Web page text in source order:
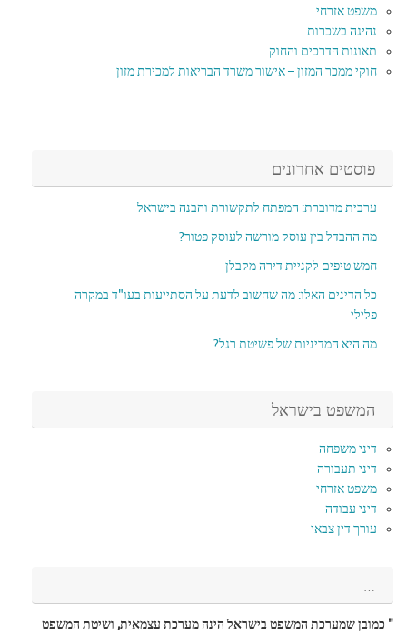
משפט אזרחי
נהיגה בשכרות
תאונות הדרכים והחוק
חוקי ממכר המזון – אישור משרד הבריאות למכירת מזון
פוסטים אחרונים
ערבית מדוברת: המפתח לתקשורת והבנה בישראל
מה ההבדל בין עוסק מורשה לעוסק פטור?
חמש טיפים לקניית דירה מקבלן
כל הדינים האלו: מה שחשוב לדעת על הסתייעות בעו"ד במקרה
פלילי
מה היא המדיניות של פשיטת רגל?
המשפט בישראל
דיני משפחה
דיני תעבורה
משפט אזרחי
דיני עבודה
עורך דין צבאי
" כמובן שמערכת המשפט בישראל הינה מערכת עצמאית, ושיטת המשפט